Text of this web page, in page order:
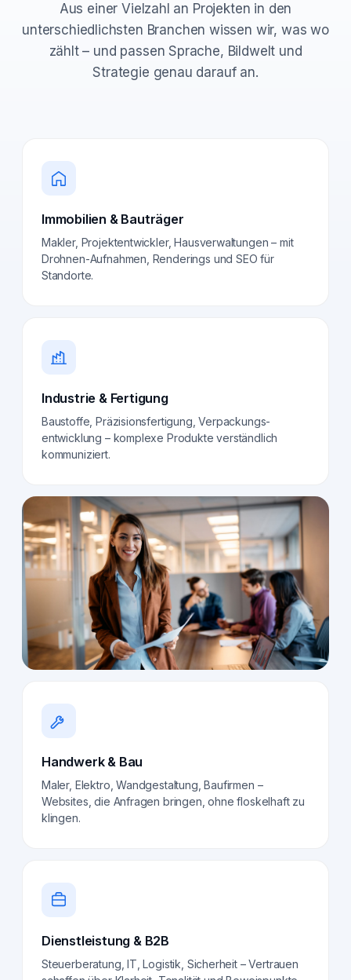
Aus einer Vielzahl an Projekten in den
unterschiedlichsten Branchen wissen wir, was wo
zählt – und passen Sprache, Bildwelt und
Strategie genau darauf an.
Immobilien & Bauträger
Makler, Projektentwickler, Hausverwaltungen – mit
Drohnen-Aufnahmen, Renderings und SEO für
Standorte.
Industrie & Fertigung
Baustoffe, Präzisionsfertigung, Verpackungs­
entwicklung – komplexe Produkte verständlich
kommuniziert.
Handwerk & Bau
Maler, Elektro, Wandgestaltung, Baufirmen –
Websites, die Anfragen bringen, ohne floskelhaft zu
klingen.
Dienstleistung & B2B
Steuerberatung, IT, Logistik, Sicherheit – Vertrauen